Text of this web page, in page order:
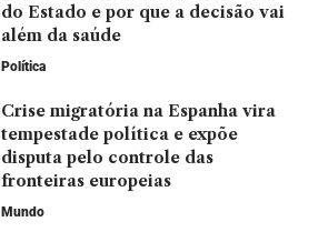
do Estado e por que a decisão vai
além da saúde
Política
Crise migratória na Espanha vira
tempestade política e expõe
disputa pelo controle das
fronteiras europeias
Mundo